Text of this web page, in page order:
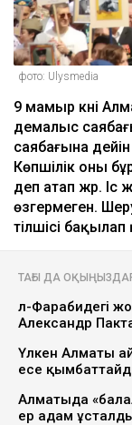
фото: Ulysmedia
9 мамыр күні
демалыс
саябағына
Көпшілік оны
деп атап жүр. Іс
өзгермеген.
тілшісі
ТАҒЫ ДА
әл-Фарабидегі
Александр
Үлкен Алматы
есе
Алматыда
ер адам